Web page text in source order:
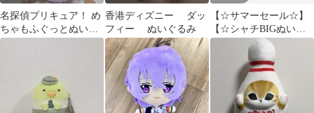
名探偵プリキュア！ め
ちゃもふぐっとぬいぐ
るみ マシュタン
香港ディズニー ダッ
フィー ぬいぐるみ
【☆サマーセール☆】
【☆シャチBIGぬいぐ
るみ☆】